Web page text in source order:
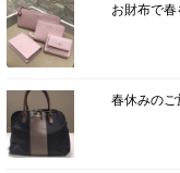
お財布で春
春休みの